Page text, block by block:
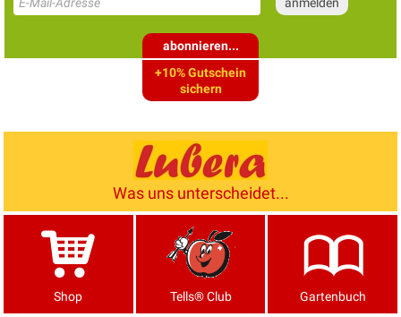
abonnieren...
+10% Gutschein
sichern
Was uns unterscheidet...
Shop Tells® Club Gartenbuch